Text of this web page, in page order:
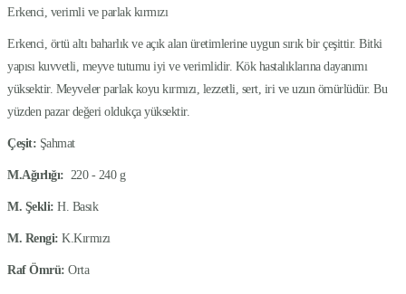
Erkenci, verimli ve parlak kırmızı
Erkenci, örtü altı baharlık ve açık alan üretimlerine uygun sırık bir çeşittir. Bitki
yapısı kuvvetli, meyve tutumu iyi ve verimlidir. Kök hastalıklarına dayanımı
yüksektir. Meyveler parlak koyu kırmızı, lezzetli, sert, iri ve uzun ömürlüdür. Bu
yüzden pazar değeri oldukça yüksektir.
Çeşit: Şahmat
M.Ağırlığı: 220 - 240 g
M. Şekli: H. Basık
M. Rengi: K.Kırmızı
Raf Ömrü: Orta